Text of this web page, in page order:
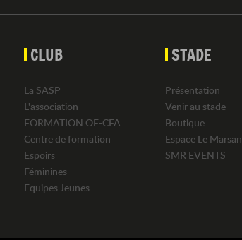
CLUB
La SASP
L'association
FORMATION OF-CFA
Centre de formation
Espoirs
Féminines
Equipes Jeunes
STADE
Présentation
Venir au stade
Boutique
Espace Le Marsan
SMR EVENTS